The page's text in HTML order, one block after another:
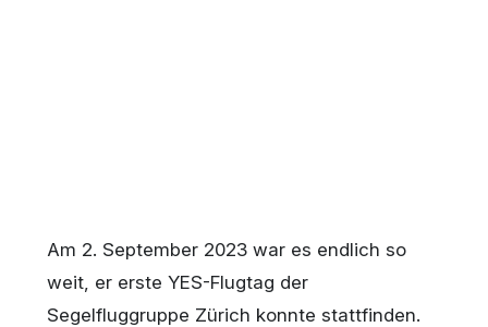
Am 2. September 2023 war es endlich so
weit, er erste YES-Flugtag der
Segelfluggruppe Zürich konnte stattfinden.